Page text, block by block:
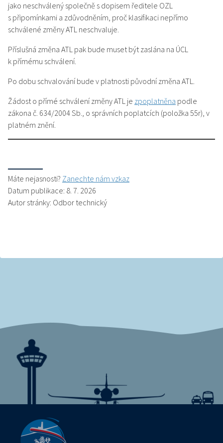
jako neschválený společně s dopisem ředitele OZL
s připomínkami a zdůvodněním, proč klasifikaci nepřímo
schválené změny ATL neschvaluje.
Příslušná změna ATL pak bude muset být zaslána na ÚCL
k přímému schválení.
Po dobu schvalování bude v platnosti původní změna ATL.
Žádost o přímé schválení změny ATL je zpoplatněna podle
zákona č. 634/2004 Sb., o správních poplatcích (položka 55r), v
platném znění.
Máte nejasnosti? Zanechte nám vzkaz
Datum publikace: 8. 7. 2026
Autor stránky: Odbor technický